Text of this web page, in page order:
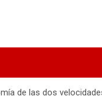
de las dos